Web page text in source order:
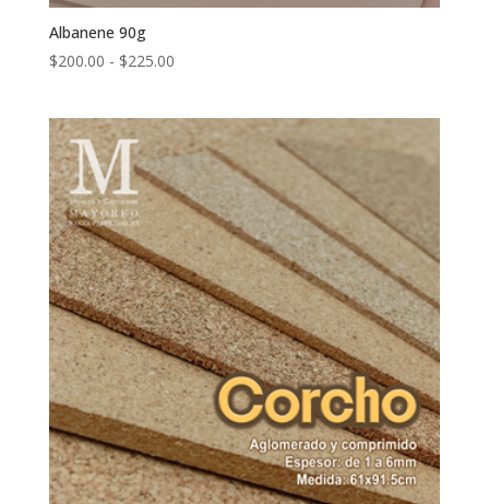
Albanene 90g
$200.00 - $225.00Rango
desde
$200.00
hasta
$225.00